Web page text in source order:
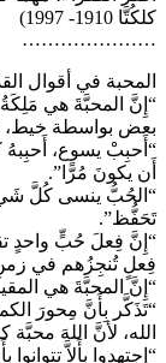
كلكُتَّا 1910- 1997)
…………………
المحبة في أقوال القدّيسِ
“إِنَّ المحبَّةَ هي مَلِكَةُ
بعض بواسطة خيط،
“أَحبِبْ يسوع، أَحبِبهُ
أَن يكونَ مُرًّا”.
“الحُبُّ ينسى كُلَّ
تَحَفُّظ”.
“إِنَّ فِعلَ حُبٍّ واحدٍ
فِعلٍ تُنجِزُهم في زمنِ
“إِنَّ المحبَّةَ هي
“تَذَكَّر بِأَنَّ مِحورَ
الله، لأنَّ اللهَ
“إِجتهِدوا بِأَلاَّ